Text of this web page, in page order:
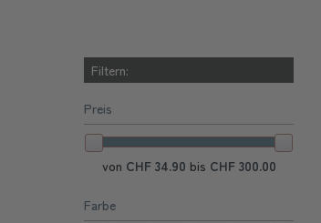
Filtern:
Preis
von CHF 34.90 bis CHF 300.00
Farbe